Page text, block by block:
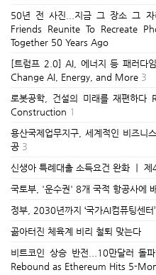
50년 전 사진...지금 그 장소 그
Friends Reunite To Recreate
Together 50 Years Ago
[트럼프 2.0] AI, 에너지 등 패러다
Change AI, Energy, and More 3
로봇공학, 건설의 미래를 재편하
Construction 1
용산국제업무지구, 세계적인 비즈니
공 3
신생아 특례대출 소득요건 완화 ㅣ
국토부, '운수권' 8개 국적 항공사에
정부, 2030년까지 ‘국가AI컴퓨팅센
곪아터진 체육계 비리 철퇴 맞는다
비트코인 상승 반전...10만달러 돌
Rebound as Ethereum Hits 5-